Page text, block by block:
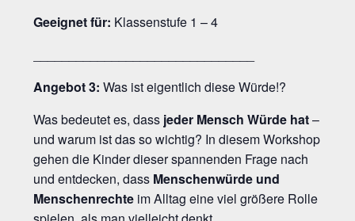
Geeignet für: Klassenstufe 1 – 4
Angebot 3:Was ist eigentlich diese Würde!?
Was bedeutet es, dass jeder Mensch Würde hat–
und warum ist das so wichtig? In diesem Workshop
gehen die Kinder dieser spannenden Frage nach
und entdecken, dass Menschenwürde und
Menschenrechte im Alltag eine viel größere Rolle